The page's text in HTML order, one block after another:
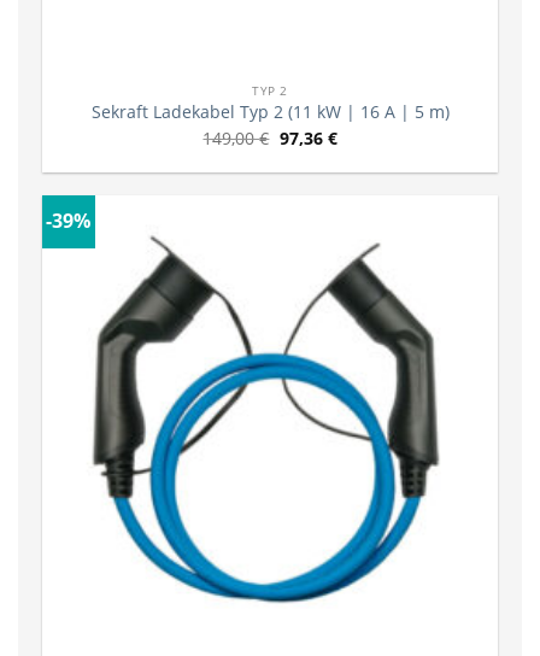
TYP 2
Sekraft Ladekabel Typ 2 (11 kW | 16 A | 5 m)
149,00€ 97,36 €
-39%